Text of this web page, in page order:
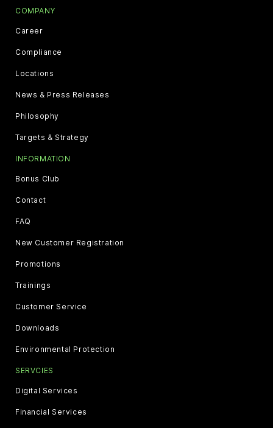
COMPANY
Career
Compliance
Locations
News & Press Releases
Philosophy
Targets & Strategy
INFORMATION
Bonus Club
Contact
FAQ
New Customer Registration
Promotions
Trainings
Customer Service
Downloads
Environmental Protection
SERVCIES
Digital Services
Financial Services